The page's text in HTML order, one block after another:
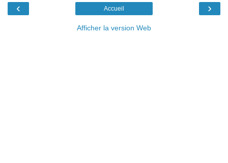
‹ ›
Accueil
Afficher la version Web